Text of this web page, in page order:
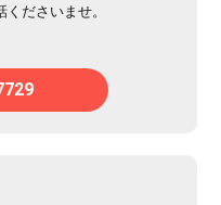
ださいませ。